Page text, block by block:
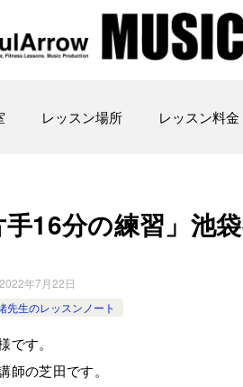
レッスン場所 レッスン料金
手16分の練習」池
2022年7月22日
先生のレッスンノート
です。
師の芝田です。